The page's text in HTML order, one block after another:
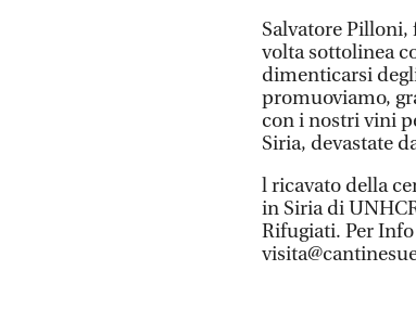
Salvatore Pilloni,
volta sottolinea
dimenticarsi
promuoviamo,
con i nostri vini
Siria, devastate
l ricavato della
in Siria di
Rifugiati. Per